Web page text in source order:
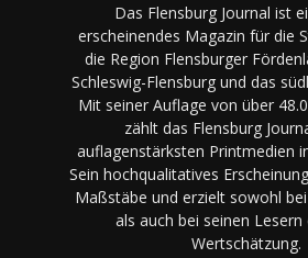
Das Flensburg Journal ist
erscheinendes Magazin für die
die Region Flensburger
Schleswig-Flensburg und das
Mit seiner Auflage von über
zählt das Flensburg
auflagenstärksten Printmedien
Sein hochqualitatives
Maßstäbe und erzielt sowohl
als auch bei seinen Lesern
Wertschätzung.